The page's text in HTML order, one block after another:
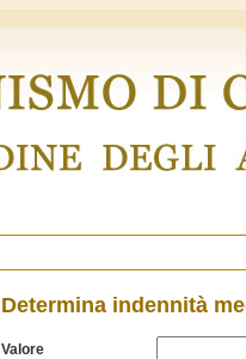
Determina indennità
Valore